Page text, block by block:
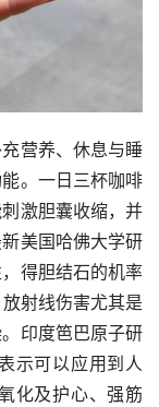
营养、休息与睡
。一日三杯咖啡
激胆囊收缩，并
美国哈佛大学研
得胆结石的机率
射线伤害尤其是
印度笆巴原子研
示可以应用到人
化及护心、强筋